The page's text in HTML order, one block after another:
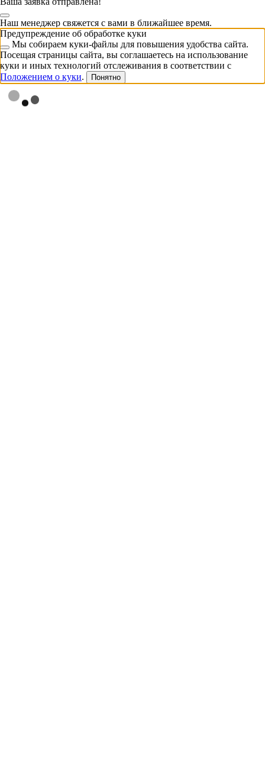
Наш менеджер свяжется с вами в ближайшее время.
Предупреждение об обработке куки
Мы собираем куки-файлы для повышения удобства сайта.
Посещая страницы сайта, вы соглашаетесь на использование
куки и иных технологий отслеживания в соответствии с
Положением о куки. Понятно